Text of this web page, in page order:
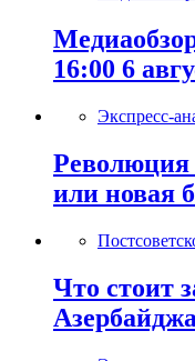
16:00 6
Экспресс-
Революция
или новая
Что стоит